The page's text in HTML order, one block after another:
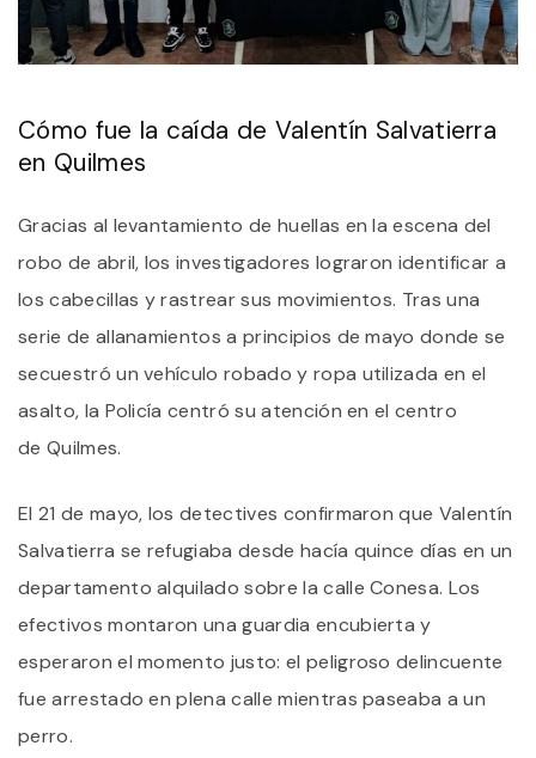
Cómo fue la caída de Valentín Salvatierra
en Quilmes
Gracias al levantamiento de huellas en la escena del
robo de abril, los investigadores lograron identificar a
los cabecillas y rastrear sus movimientos. Tras una
serie de allanamientos a principios de mayo donde se
secuestró un vehículo robado y ropa utilizada en el
asalto, la Policía centró su atención en el centro
de Quilmes.
El 21 de mayo, los detectives confirmaron que Valentín
Salvatierra se refugiaba desde hacía quince días en un
departamento alquilado sobre la calle Conesa. Los
efectivos montaron una guardia encubierta y
esperaron el momento justo: el peligroso delincuente
fue arrestado en plena calle mientras paseaba a un
perro.